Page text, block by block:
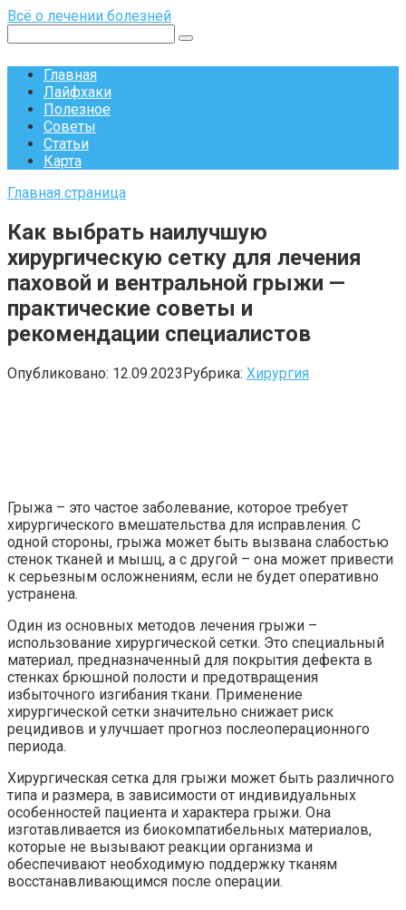
Перейти
контенту
Всё о лечении болезней
Главная
Лайфхаки
Полезное
Советы
Статьи
Карта
Главная страница
Как выбрать наилучшую
хирургическую сетку для лечения
паховой и вентральной грыжи —
практические советы и
рекомендации специалистов
Опубликовано: 12.09.2023Рубрика: Хирургия
Грыжа – это частое заболевание, которое требует
хирургического вмешательства для исправления. С
одной стороны, грыжа может быть вызвана слабостью
стенок тканей и мышц, а с другой – она может привести
к серьезным осложнениям, если не будет оперативно
устранена.
Один из основных методов лечения грыжи –
использование хирургической сетки. Это специальный
материал, предназначенный для покрытия дефекта в
стенках брюшной полости и предотвращения
избыточного изгибания ткани. Применение
хирургической сетки значительно снижает риск
рецидивов и улучшает прогноз послеоперационного
периода.
Хирургическая сетка для грыжи может быть различного
типа и размера, в зависимости от индивидуальных
особенностей пациента и характера грыжи. Она
изготавливается из биокомпатибельных материалов,
которые не вызывают реакции организма и
обеспечивают необходимую поддержку тканям
восстанавливающимся после операции.